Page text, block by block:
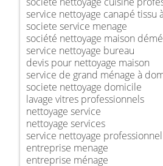
service nettoyage canapé tissu
societe service menage
société nettoyage maison
service nettoyage bureau
devis pour nettoyage maison
service de grand ménage à
societe nettoyage domicile
lavage vitres professionnels
nettoyage service
nettoyage services
service nettoyage professionnel
entreprise menage
entreprise ménage